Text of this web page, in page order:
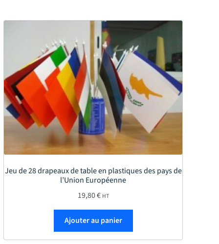
Jeu de 28 drapeaux de table en plastiques des pays de
l’Union Européenne
19,80€ HT
Ajouter au panier